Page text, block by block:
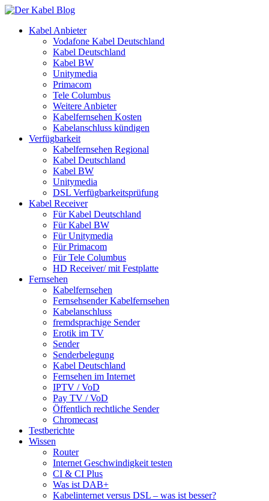
Kabel Anbieter
Vodafone Kabel Deutschland
Kabel Deutschland
Kabel BW
Unitymedia
Primacom
Tele Columbus
Weitere Anbieter
Kabelfernsehen Kosten
Kabelanschluss kündigen
Verfügbarkeit
Kabelfernsehen Regional
Kabel Deutschland
Kabel BW
Unitymedia
DSL Verfügbarkeitsprüfung
Kabel Receiver
Für Kabel Deutschland
Für Kabel BW
Für Unitymedia
Für Primacom
Für Tele Columbus
HD Receiver/ mit Festplatte
Fernsehen
Kabelfernsehen
Fernsehsender Kabelfernsehen
Kabelanschluss
fremdsprachige Sender
Erotik im TV
Sender
Senderbelegung
Kabel Deutschland
Fernsehen im Internet
IPTV / VoD
Pay TV / VoD
Öffentlich rechtliche Sender
Chromecast
Testberichte
Wissen
Router
Internet Geschwindigkeit testen
CI & CI Plus
Was ist DAB+
Kabelinternet versus DSL – was ist besser?